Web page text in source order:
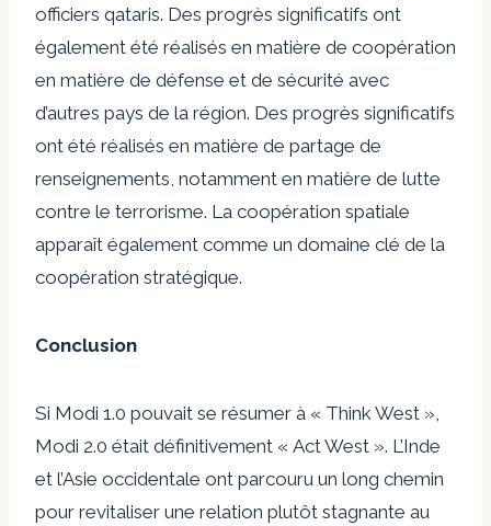
officiers qataris. Des progrès significatifs ont
également été réalisés en matière de coopération
en matière de défense et de sécurité avec
d’autres pays de la région. Des progrès significatifs
ont été réalisés en matière de partage de
renseignements, notamment en matière de lutte
contre le terrorisme. La coopération spatiale
apparaît également comme un domaine clé de la
coopération stratégique.
Conclusion
Si Modi 1.0 pouvait se résumer à « Think West »,
Modi 2.0 était définitivement « Act West ». L’Inde
et l’Asie occidentale ont parcouru un long chemin
pour revitaliser une relation plutôt stagnante au